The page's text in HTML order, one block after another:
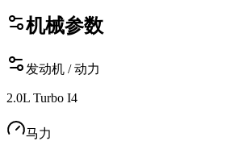
机械参数
发动机 / 动力
2.0L Turbo I4
马力